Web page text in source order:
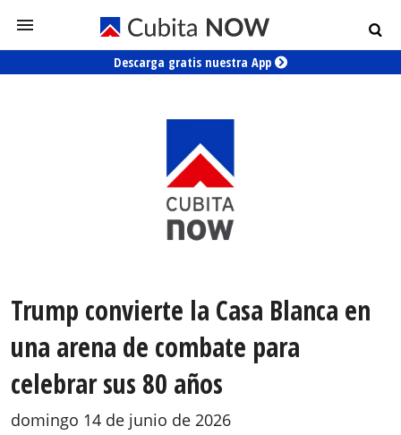
Descarga gratis nuestra App
Trump convierte la Casa Blanca en
una arena de combate para
celebrar sus 80 años
domingo 14 de junio de 2026